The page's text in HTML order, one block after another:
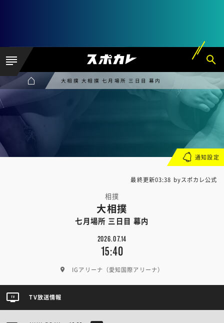
大相撲 大相撲 七月場所 三日目 幕内
最終更新03:38 byスポカレ公式
相撲
大相撲
七月場所 三日目 幕内
2026.07.14
15:40
IGアリーナ（愛知国際アリーナ）
通知設定
TV放送情報